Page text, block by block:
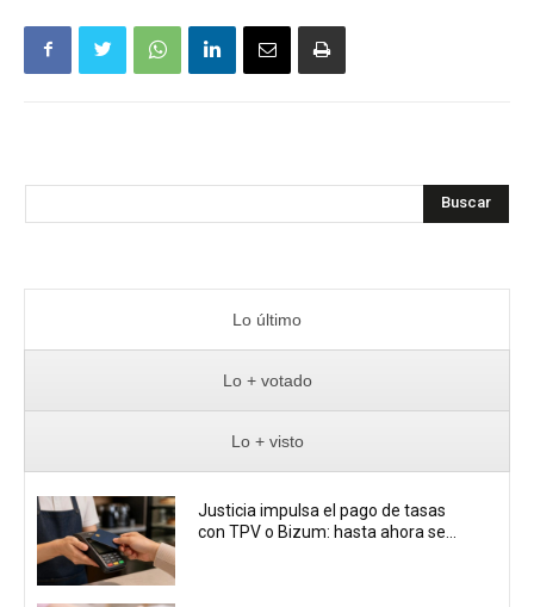
Buscar
Lo último
Lo + votado
Lo + visto
Justicia impulsa el pago de tasas
con TPV o Bizum: hasta ahora se...